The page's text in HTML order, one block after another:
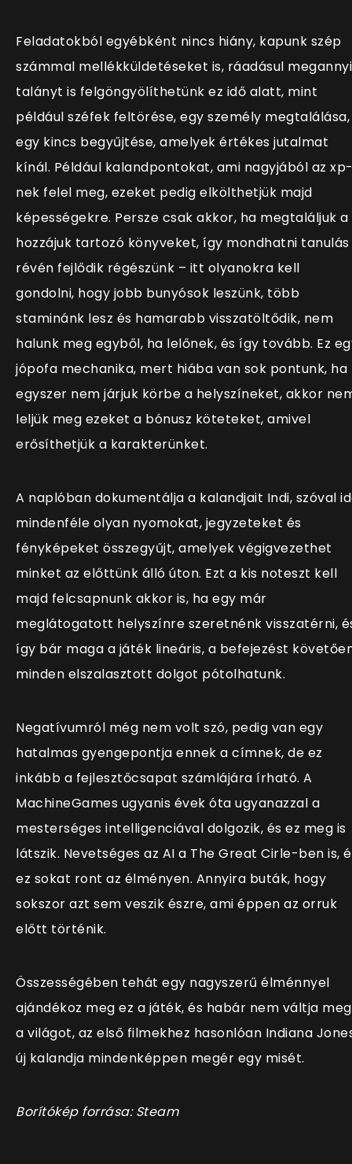
Feladatokból egyébként nincs hiány, kapunk szép
számmal mellékküldetéseket is, ráadásul megannyi
talányt is felgöngyölíthetünk ez idő alatt, mint
például széfek feltörése, egy személy megtalálása,
egy kincs begyűjtése, amelyek értékes jutalmat
kínál. Például kalandpontokat, ami nagyjából az
nek felel meg, ezeket pedig elkölthetjük majd
képességekre. Persze csak akkor, ha megtaláljuk a
hozzájuk tartozó könyveket, így mondhatni tanulás
révén fejlődik régészünk – itt olyanokra kell
gondolni, hogy jobb bunyósok leszünk, több
staminánk lesz és hamarabb visszatöltődik, nem
halunk meg egyből, ha lelőnek, és így tovább. Ez
jópofa mechanika, mert hiába van sok pontunk, ha
egyszer nem járjuk körbe a helyszíneket, akkor
leljük meg ezeket a bónusz köteteket, amivel
erősíthetjük a karakterünket.
A naplóban dokumentálja a kalandjait Indi, szóval
mindenféle olyan nyomokat, jegyzeteket és
fényképeket összegyűjt, amelyek végigvezethet
minket az előttünk álló úton. Ezt a kis noteszt kell
majd felcsapnunk akkor is, ha egy már
meglátogatott helyszínre szeretnénk visszatérni,
így bár maga a játék lineáris, a befejezést
minden elszalasztott dolgot pótolhatunk.
Negatívumról még nem volt szó, pedig van egy
hatalmas gyengepontja ennek a címnek, de ez
inkább a fejlesztőcsapat számlájára írható. A
MachineGames ugyanis évek óta ugyanazzal a
mesterséges intelligenciával dolgozik, és ez meg is
látszik. Nevetséges az AI a The Great Cirle-ben is,
ez sokat ront az élményen. Annyira buták, hogy
sokszor azt sem veszik észre, ami éppen az orruk
előtt történik.
Összességében tehát egy nagyszerű élménnyel
ajándékoz meg ez a játék, és habár nem váltja meg
a világot, az első filmekhez hasonlóan Indiana
új kalandja mindenképpen megér egy misét.
Borítókép forrása: Steam